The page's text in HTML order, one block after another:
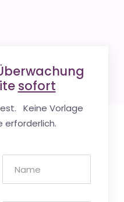
sofort
Keine Vorlage
erforderlich.